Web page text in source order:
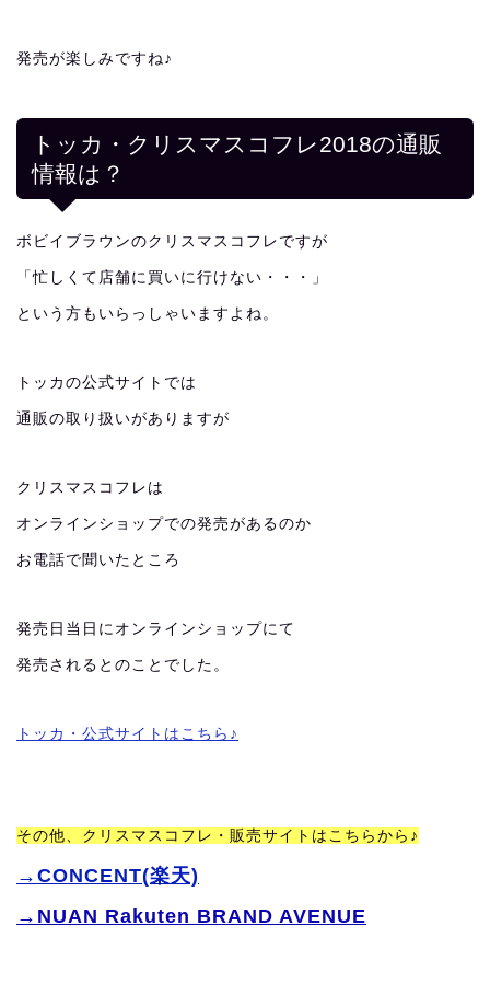
発売が楽しみですね♪
トッカ・クリスマスコフレ2018の通販
情報は？
ボビイブラウンのクリスマスコフレですが
「忙しくて店舗に買いに行けない・・・」
という方もいらっしゃいますよね。
トッカの公式サイトでは
通販の取り扱いがありますが
クリスマスコフレは
オンラインショップでの発売があるのか
お電話で聞いたところ
発売日当日にオンラインショップにて
発売されるとのことでした。
トッカ・公式サイトはこちら♪
その他、クリスマスコフレ・販売サイトはこちらから♪
→CONCENT(楽天)
→NUAN Rakuten BRAND AVENUE